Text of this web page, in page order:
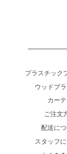
プラスチック
ウッドブ
カー
ご注文
配送に
スタッフ